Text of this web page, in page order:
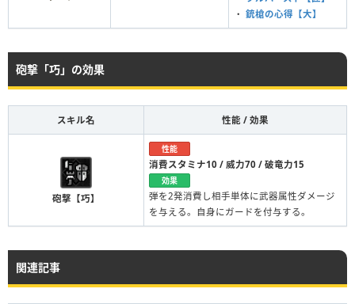
・ 銃槍の心得【大】
砲撃「巧」の効果
スキル名 性能 / 効果
砲撃【巧】
性能
消費スタミナ10 / 威力70 / 破竜力15
効果
弾を2発消費し相手単体に武器属性ダメージ
を与える。自身にガードを付与する。
関連記事